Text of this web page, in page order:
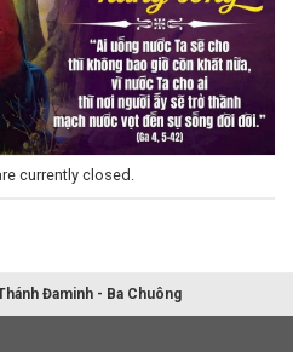
currently closed.
Đaminh - Ba Chuông